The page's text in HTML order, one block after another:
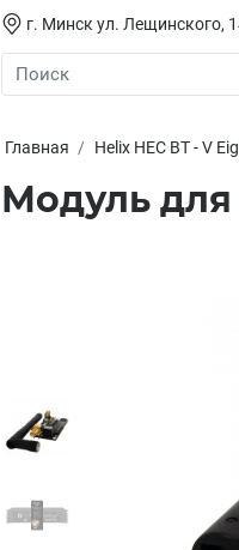
г. Минск ул. Лещинского,
Главная Helix HEC BT - V
Модуль для